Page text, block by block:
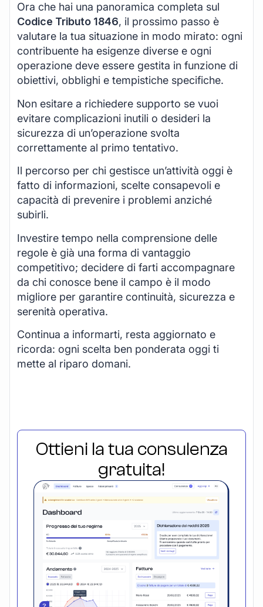
Ora che hai una panoramica completa sul
Codice Tributo 1846, il prossimo passo è
valutare la tua situazione in modo mirato: ogni
contribuente ha esigenze diverse e ogni
operazione deve essere gestita in funzione di
obiettivi, obblighi e tempistiche specifiche.
Non esitare a richiedere supporto se vuoi
evitare complicazioni inutili o desideri la
sicurezza di un’operazione svolta
correttamente al primo tentativo.
Il percorso per chi gestisce un’attività oggi è
fatto di informazioni, scelte consapevoli e
capacità di prevenire i problemi anziché
subirli.
Investire tempo nella comprensione delle
regole è già una forma di vantaggio
competitivo; decidere di farti accompagnare
da chi conosce bene il campo è il modo
migliore per garantire continuità, sicurezza e
serenità operativa.
Continua a informarti, resta aggiornato e
ricorda: ogni scelta ben ponderata oggi ti
mette al riparo domani.
Ottieni la tua consulenza
gratuita!